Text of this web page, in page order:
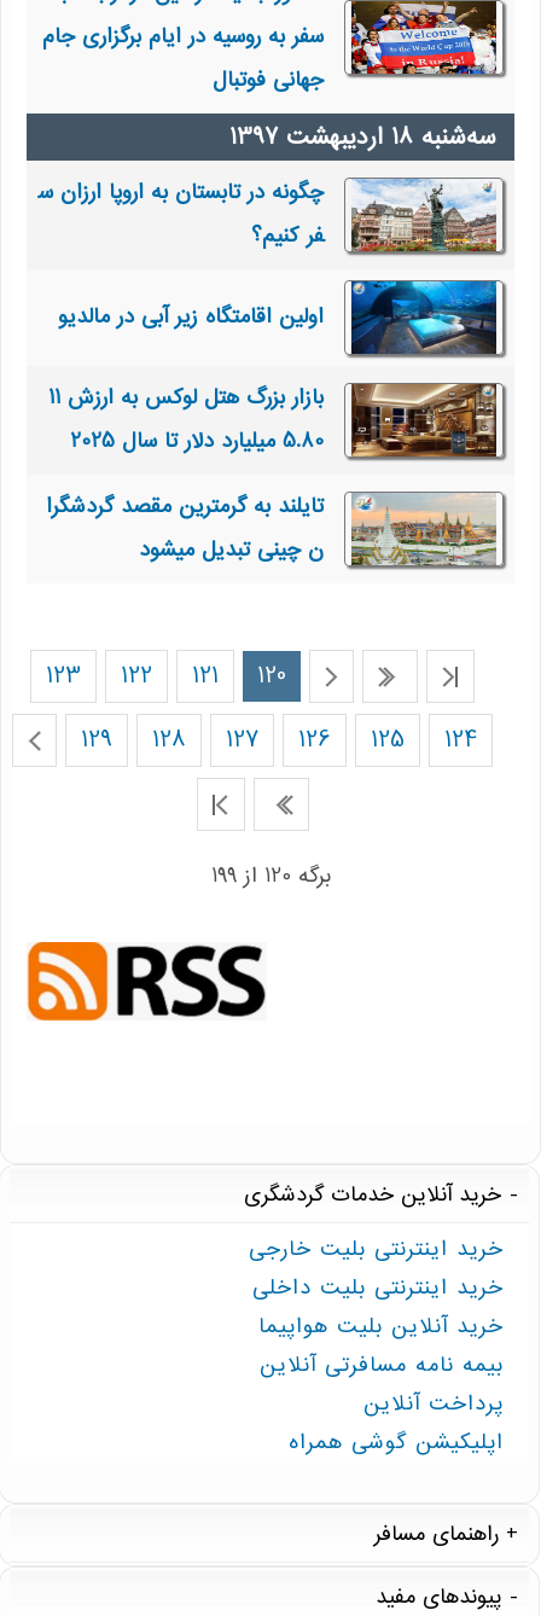
سفر به روسیه در ایام برگزاری جام
جهانی فوتبال
چگونه در تابستان به اروپا ارزان س
فر کنیم؟
اولین اقامتگاه زیر آبی در مالدیو
بازار بزرگ هتل لوکس به ارزش 11
5.80 میلیارد دلار تا سال 2025
تایلند به گرمترین مقصد گردشگرا
ن چینی تبدیل میشود
120
121
122
123
124
125
126
127
128
129
برگه 120 از 199
خرید آنلاین خدمات گردشگری
خرید اینترنتی بلیت خارجی
خرید اینترنتی بلیت داخلی
خرید آنلاین بلیت هواپیما
بیمه نامه مسافرتی آنلاین
پرداخت آنلاین
اپلیکیشن گوشی همراه
راهنمای مسافر
پیوندهای مفید